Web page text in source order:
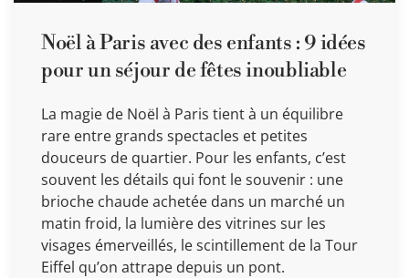
Noël à Paris avec des enfants : 9 idées
pour un séjour de fêtes inoubliable
La magie de Noël à Paris tient à un équilibre
rare entre grands spectacles et petites
douceurs de quartier. Pour les enfants, c’est
souvent les détails qui font le souvenir : une
brioche chaude achetée dans un marché un
matin froid, la lumière des vitrines sur les
visages émerveillés, le scintillement de la Tour
Eiffel qu’on attrape depuis un pont.